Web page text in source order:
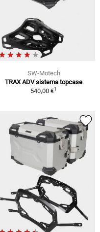
SW-Motech
TRAX ADV sistema topcase
540,00 €1